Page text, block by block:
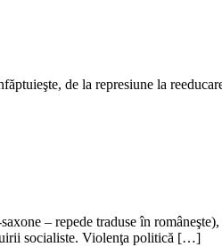
de la represiune la
– repede traduse în
socialiste. Violenţa politică […]